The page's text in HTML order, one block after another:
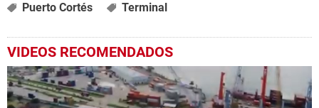
Puerto Cortés
Terminal
VIDEOS RECOMENDADOS